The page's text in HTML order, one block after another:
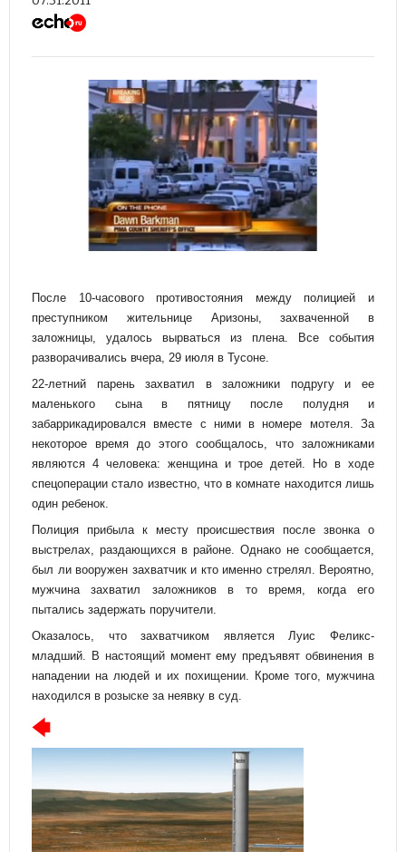
После 10-часового противостояния между полицией и
преступником жительнице Аризоны, захваченной в
заложницы, удалось вырваться из плена. Все события
разворачивались вчера, 29 июля в Тусоне.
22-летний парень захватил в заложники подругу и ее
маленького сына в пятницу после полудня и
забаррикадировался вместе с ними в номере мотеля. За
некоторое время до этого сообщалось, что заложниками
являются 4 человека: женщина и трое детей. Но в ходе
спецоперации стало известно, что в комнате находится лишь
один ребенок.
Полиция прибыла к месту происшествия после звонка о
выстрелах, раздающихся в районе. Однако не сообщается,
был ли вооружен захватчик и кто именно стрелял. Вероятно,
мужчина захватил заложников в то время, когда его
пытались задержать поручители.
Оказалось, что захватчиком является Луис Феликс-
младший. В настоящий момент ему предъявят обвинения в
нападении на людей и их похищении. Кроме того, мужчина
находился в розыске за неявку в суд.